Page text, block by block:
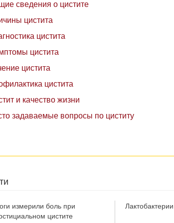
сведения о цистите
цистита
цистита
цистита
цистита
цистита
и качество жизни
задаваемые вопросы по циститу
измерили боль при
цистите